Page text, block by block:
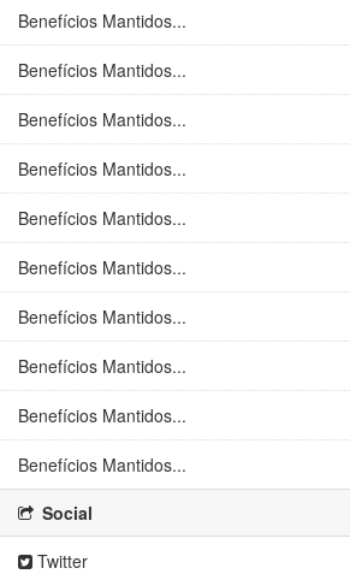
Benefícios Mantidos...
Benefícios Mantidos...
Benefícios Mantidos...
Benefícios Mantidos...
Benefícios Mantidos...
Benefícios Mantidos...
Benefícios Mantidos...
Benefícios Mantidos...
Benefícios Mantidos...
Benefícios Mantidos...
Social
Twitter